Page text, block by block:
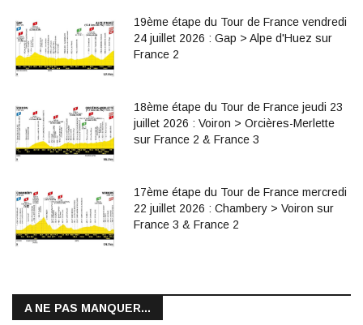
19ème étape du Tour de France vendredi
24 juillet 2026 : Gap > Alpe d'Huez sur
France 2
18ème étape du Tour de France jeudi 23
juillet 2026 : Voiron > Orcières-Merlette
sur France 2 & France 3
17ème étape du Tour de France mercredi
22 juillet 2026 : Chambery > Voiron sur
France 3 & France 2
A NE PAS MANQUER...